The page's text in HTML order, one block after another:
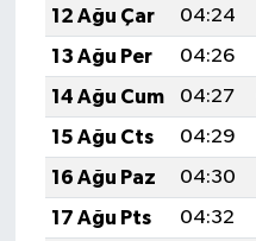
12 Ağu Çar
04:24
13 Ağu Per
04:26
14 Ağu Cum
04:27
15 Ağu Cts
04:29
16 Ağu Paz
04:30
17 Ağu Pts
04:32